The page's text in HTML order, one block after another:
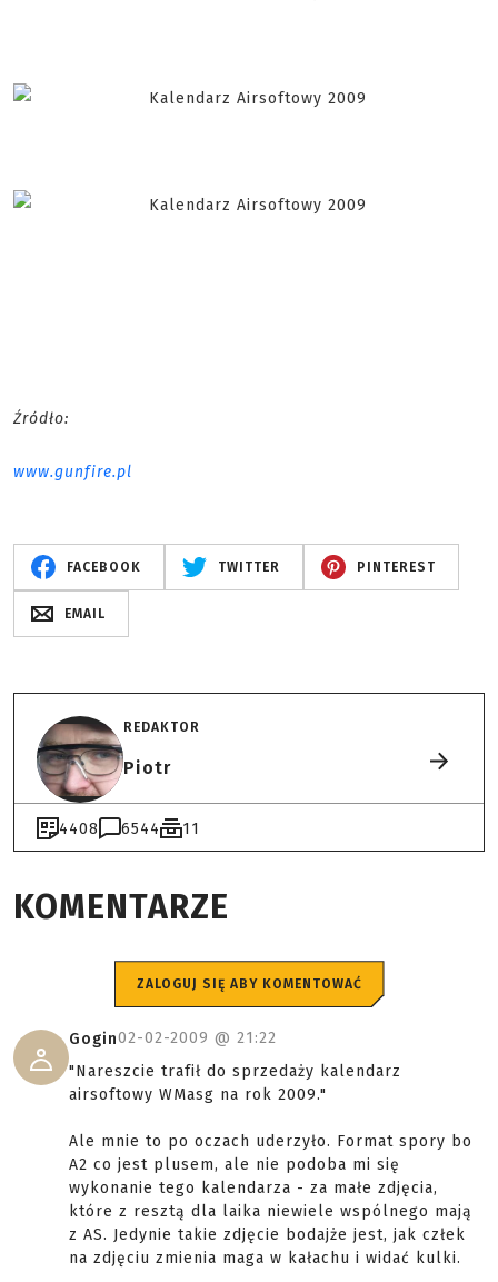
Źródło:
www.gunfire.pl
FACEBOOK TWITTER PINTEREST
EMAIL
REDAKTOR
Piotr
4408 6544 11
KOMENTARZE
ZALOGUJ SIĘ ABY KOMENTOWAĆ
Gogin02-02-2009 @ 21:22
"Nareszcie trafił do sprzedaży kalendarz
airsoftowy WMasg na rok 2009."
Ale mnie to po oczach uderzyło. Format spory bo
A2 co jest plusem, ale nie podoba mi się
wykonanie tego kalendarza - za małe zdjęcia,
które z resztą dla laika niewiele wspólnego mają
z AS. Jedynie takie zdjęcie bodajże jest, jak człek
na zdjęciu zmienia maga w kałachu i widać kulki.